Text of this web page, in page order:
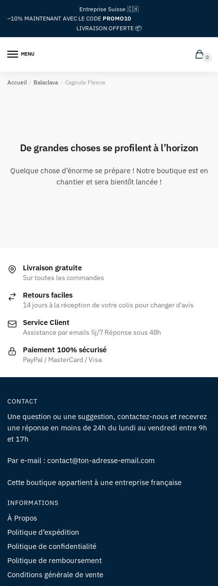
navigation
au
Entreprise Suisse 🇨🇭
–10% MAINTENANT AVEC LE CODE PROMO10
LIVRAISON OFFERTE 📦
MENU
0
Accueil / Balaclava / Cagoule Fleece
De grandes choses se profilent à l’horizon
Quelque chose d’énorme se prépare ! Notre boutique est en
chantier et sera bientôt lancée !
Livraison gratuite
Sur toutes les commandes
Retours faciles
14 jours à la réception de votre colis pour changer d'avis
Service Client
Assistance par emails 5j/7 Réponse sous 48h
Paiement 100% sécurisé
PayPal / MasterCard / Visa
CONTACT
Une question ou une suggestion, contactez-nous et recevrez
une réponse en moins de 24h du lundi au vendredi entre 9h
et 17h
Par e-mail : contact@ton-adresse-email.com
Cette boutique appartient à une entreprise française
INFORMATIONS
À Propos
Politique d’expédition
Politique de confidentialité
Politique de remboursement
Conditions générale de vente